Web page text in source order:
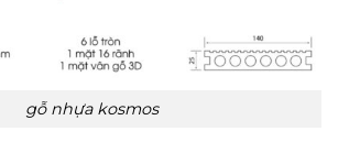
gỗ nhựa kosmos